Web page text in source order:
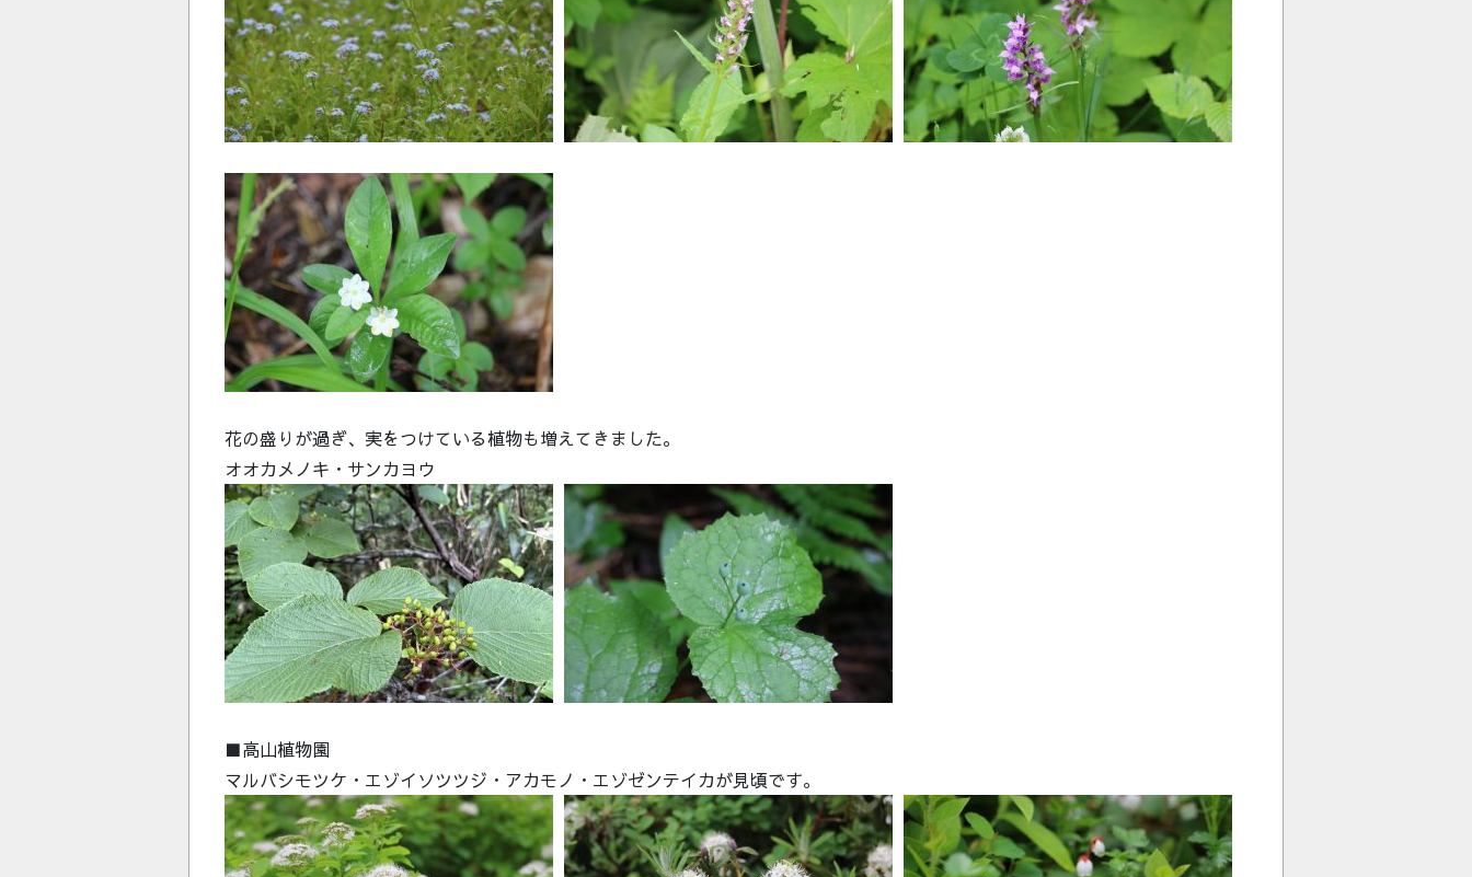
花の盛りが過ぎ、実をつけている植物も増えてきました。
オオカメノキ・サンカヨウ
■高山植物園
マルバシモツケ・エゾイソツツジ・アカモノ・エゾゼンテイカが見頃です。